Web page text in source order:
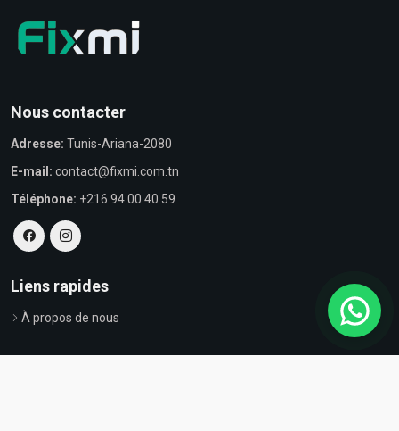
Nous contacter
Adresse: Tunis-Ariana-2080
E-mail: contact@fixmi.com.tn
Téléphone: +216 94 00 40 59
Liens rapides
À propos de nous